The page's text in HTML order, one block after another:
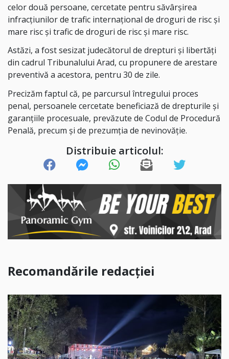
celor două persoane, cercetate pentru săvârșirea
infracțiunilor de trafic internațional de droguri de risc și
mare risc și trafic de droguri de risc și mare risc.
Astăzi, a fost sesizat judecătorul de drepturi şi libertăţi
din cadrul Tribunalului Arad, cu propunere de arestare
preventivă a acestora, pentru 30 de zile.
Precizăm faptul că, pe parcursul întregului proces
penal, persoanele cercetate beneficiază de drepturile și
garanțiile procesuale, prevăzute de Codul de Procedură
Penală, precum și de prezumția de nevinovăție.
Distribuie articolul:
Recomandările redacției